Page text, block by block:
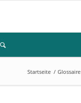
Startseite / Glossaire